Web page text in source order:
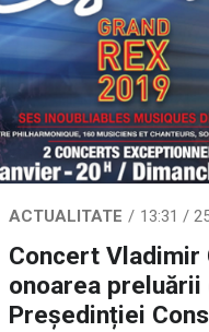
ACTUALITATE 13:31 /
Concert Vladimir
onoarea preluării
Președinției